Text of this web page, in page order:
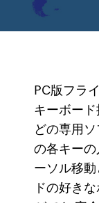
PC版フラ
キーボー
どの専用
の各キー
ーソル移
ドの好き